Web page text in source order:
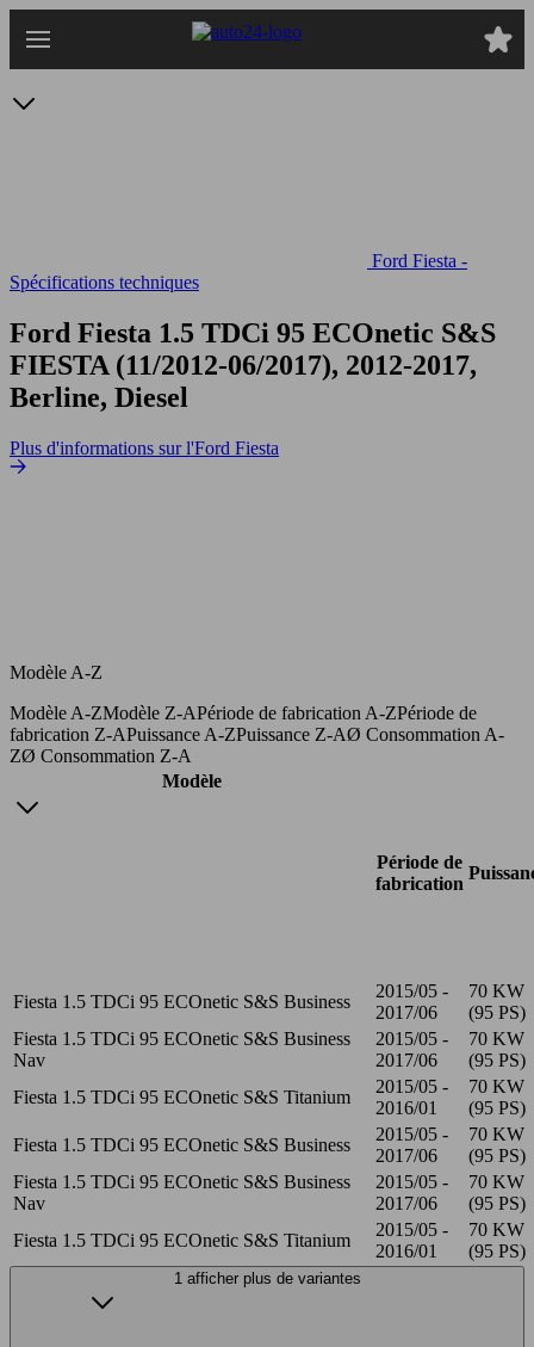
au
Ford Fiesta -
Spécifications techniques
Ford Fiesta 1.5 TDCi 95 ECOnetic S&S
FIESTA (11/2012-06/2017), 2012-2017,
Berline, Diesel
Plus d'informations sur l'Ford Fiesta
Modèle A-Z
Modèle A-ZModèle Z-APériode de fabrication A-ZPériode de
fabrication Z-APuissance A-ZPuissance Z-AØ Consommation A-
ZØ Consommation Z-A
Modèle
Période de
fabrication
Fiesta 1.5 TDCi 95 ECOnetic S&S Business
2015/05 -
2017/06
70 KW
(95 PS)
Fiesta 1.5 TDCi 95 ECOnetic S&S Business
Nav
2015/05 -
2017/06
70 KW
(95 PS)
Fiesta 1.5 TDCi 95 ECOnetic S&S Titanium
2015/05 -
2016/01
70 KW
(95 PS)
Fiesta 1.5 TDCi 95 ECOnetic S&S Business
2015/05 -
2017/06
70 KW
(95 PS)
Fiesta 1.5 TDCi 95 ECOnetic S&S Business
Nav
2015/05 -
2017/06
70 KW
(95 PS)
Fiesta 1.5 TDCi 95 ECOnetic S&S Titanium
2015/05 -
2016/01
70 KW
(95 PS)
1 afficher plus de variantes